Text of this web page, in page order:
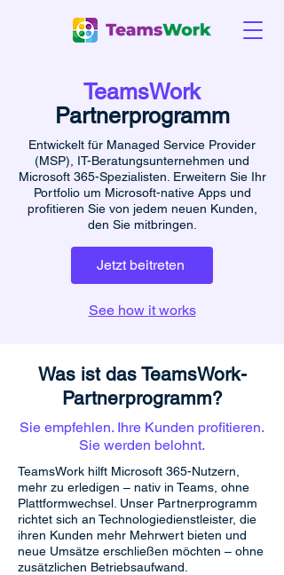
TeamsWork
Partnerprogramm
Entwickelt für Managed Service Provider
(MSP), IT-Beratungsunternehmen und
Microsoft 365-Spezialisten. Erweitern Sie Ihr
Portfolio um Microsoft-native Apps und
profitieren Sie von jedem neuen Kunden,
den Sie mitbringen.
Jetzt beitreten
See how it works
Was ist das TeamsWork-
Partnerprogramm?
Sie empfehlen. Ihre Kunden profitieren.
Sie werden belohnt.
TeamsWork hilft Microsoft 365-Nutzern,
mehr zu erledigen – nativ in Teams, ohne
Plattformwechsel. Unser Partnerprogramm
richtet sich an Technologiedienstleister, die
ihren Kunden mehr Mehrwert bieten und
neue Umsätze erschließen möchten – ohne
zusätzlichen Betriebsaufwand.